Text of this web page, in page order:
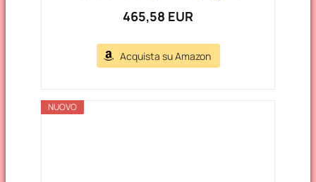
465,58 EUR
Acquista su Amazon
NUOVO